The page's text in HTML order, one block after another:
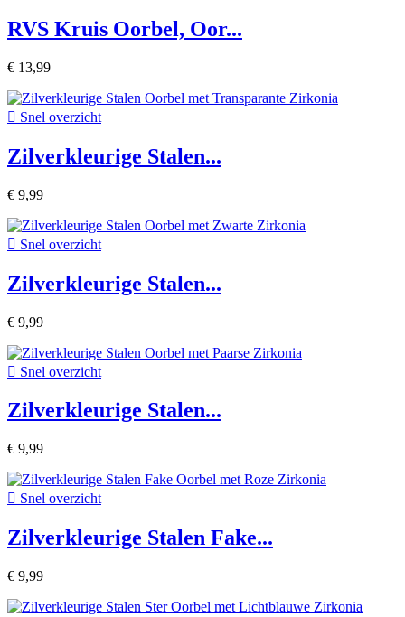
RVS Kruis Oorbel, Oor...
€ 13,99
 Snel overzicht
Zilverkleurige Stalen...
€ 9,99
 Snel overzicht
Zilverkleurige Stalen...
€ 9,99
 Snel overzicht
Zilverkleurige Stalen...
€ 9,99
 Snel overzicht
Zilverkleurige Stalen Fake...
€ 9,99